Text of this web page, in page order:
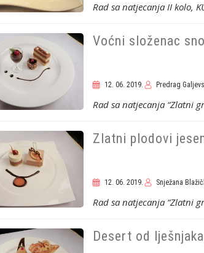
Rad sa natjecanja II kolo,
Voćni složenac
12. 06. 2019. Predrag
Rad sa natjecanja “Zlatni
Zlatni plodovi
12. 06. 2019. Snježana
Rad sa natjecanja “Zlatni
Desert od